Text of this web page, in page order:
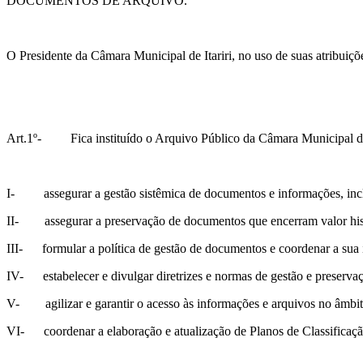
O Presidente da Câmara Municipal de Itariri, no uso de suas
Art.1º- Fica instituído o Arquivo Público da Câmara Municipal
I- assegurar a gestão sistêmica de documentos e informações,
II- assegurar a preservação de documentos que encerram valor
III- formular a política de gestão de documentos e coordenar a
IV- estabelecer e divulgar diretrizes e normas de gestão e
V- agilizar e garantir o acesso às informações e arquivos no
VI- coordenar a elaboração e atualização de Planos de